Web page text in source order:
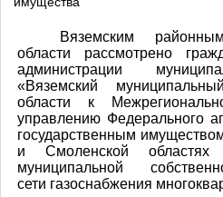
Вяземским
области рассмотрено
администрации
«Вяземский
области к
управлению Федерального
государственным
и Смоленской
муниципальной
сети газоснабжения